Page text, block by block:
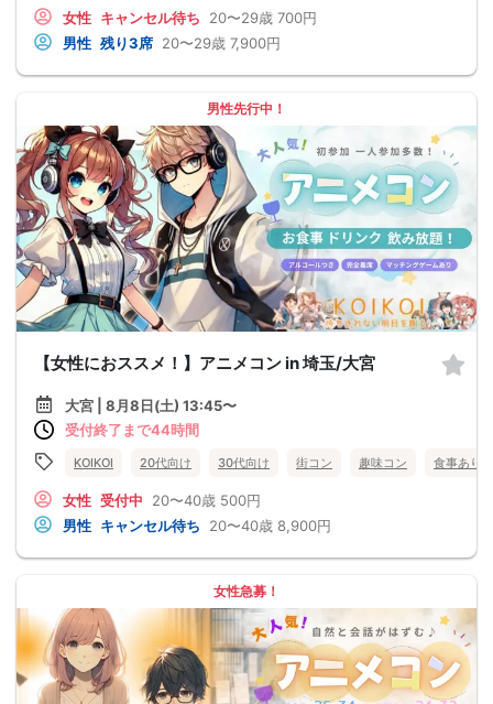
女性 キャンセル待ち 20〜29歳 700円
男性 残り3席 20〜29歳 7,900円
男性先行中！
【女性におススメ！】アニメコン in 埼玉/大宮
大宮 | 8月8日(土) 13:45〜
受付終了まで44時間
KOIKOI 20代向け 30代向け 街コン 趣味コン 食事あり
女性 受付中 20〜40歳 500円
男性 キャンセル待ち 20〜40歳 8,900円
女性急募！